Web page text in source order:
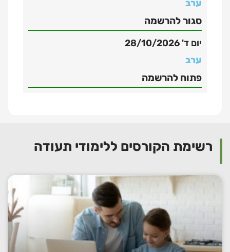
ערב
סגור להרשמה
יום ד' 28/10/2026
ערב
פתוח להרשמה
רשימת הקורסים ללימודי תעודה